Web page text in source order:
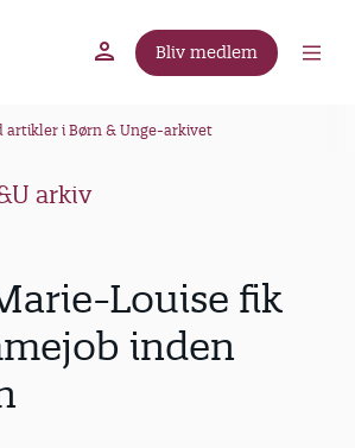
Bliv medlem
artikler i Børn & Unge-arkivet
arkiv
Louise fik
inden